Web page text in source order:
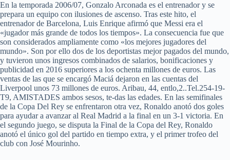
En la temporada 2006/07, Gonzalo Arconada es el entrenador y se
prepara un equipo con ilusiones de ascenso. Tras este hito, el
entrenador de Barcelona, Luis Enrique afirmó que Messi era el
«jugador más grande de todos los tiempos». La consecuencia fue que
son considerados ampliamente como «los mejores jugadores del
mundo». Son por ello dos de los deportistas mejor pagados del mundo,
y tuvieron unos ingresos combinados de salarios, bonificaciones y
publicidad en 2016 superiores a los ochenta millones de euros. Las
ventas de las que se encargó Maciá dejaron en las cuentas del
Liverpool unos 73 millones de euros. Aribau, 44, entlo,2..Tel.254-19-
T9, AMISTADES ambos sesos, te-das las edades. En las semifinales
de la Copa Del Rey se enfrentaron otra vez, Ronaldo anotó dos goles
para ayudar a avanzar al Real Madrid a la final en un 3-1 victoria. En
el segundo juego, se disputa la Final de la Copa del Rey, Ronaldo
anotó el único gol del partido en tiempo extra, y el primer trofeo del
club con José Mourinho.